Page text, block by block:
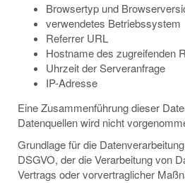
Browsertyp und
verwendetes Betriebssystem
Referrer URL
Hostname des zugreifenden
Uhrzeit der Serveranfrage
IP-Adresse
Eine Zusammenführung dieser
Datenquellen wird nicht
Grundlage für die
DSGVO, der die Verarbeitung von
Vertrags oder vorvertraglicher